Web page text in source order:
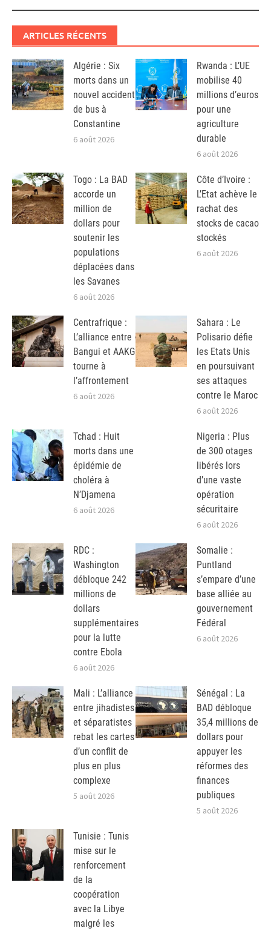
ARTICLES RÉCENTS
Algérie : Six
morts dans un
nouvel accident
de bus à
Constantine
6 août 2026
Rwanda : L’UE
mobilise 40
millions d’euros
pour une
agriculture
durable
6 août 2026
Togo : La BAD
accorde un
million de
dollars pour
soutenir les
populations
déplacées dans
les Savanes
6 août 2026
Côte d’Ivoire :
L’Etat achève le
rachat des
stocks de cacao
stockés
6 août 2026
Centrafrique :
L’alliance entre
Bangui et AAKG
tourne à
l’affrontement
6 août 2026
Sahara : Le
Polisario défie
les Etats Unis
en poursuivant
ses attaques
contre le Maroc
6 août 2026
Tchad : Huit
morts dans une
épidémie de
choléra à
N’Djamena
6 août 2026
Nigeria : Plus
de 300 otages
libérés lors
d’une vaste
opération
sécuritaire
6 août 2026
RDC :
Washington
débloque 242
millions de
dollars
supplémentaires
pour la lutte
contre Ebola
6 août 2026
Somalie :
Puntland
s’empare d’une
base alliée au
gouvernement
Fédéral
6 août 2026
Mali : L’alliance
entre jihadistes
et séparatistes
rebat les cartes
d’un conflit de
plus en plus
complexe
5 août 2026
Sénégal : La
BAD débloque
35,4 millions de
dollars pour
appuyer les
réformes des
finances
publiques
5 août 2026
Tunisie : Tunis
mise sur le
renforcement
de la
coopération
avec la Libye
malgré les